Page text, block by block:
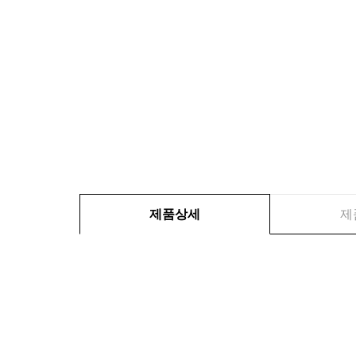
제품상세 제